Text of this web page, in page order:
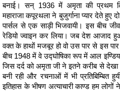
बनाई। सन् 1936 में अमृता की प्रथम
महाराजा कपूरथला ने बुजुर्गाना प्यार देते हुए
पार्सल से एक साड़ी भिजवायी। इस बीच
रेडियो ज्वाइन कर लिया। जब देश आजाद
वक्त के हाथों मजबूर हो वो उस पार से इस
बीच 1948 में वे उद्घोषिका रूप में आल
जिस दर्द को अमृता जी ने इतने करीब से
बनी रही और रचनाओं में भी प्रतिबिम्बित
इतिहास के भीषण अत्याचारी काण्ड हम